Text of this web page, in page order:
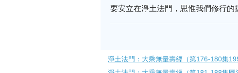
要安立在淨土法門，思惟我們修行的
淨土法門：大乘無量壽經（第176-180集